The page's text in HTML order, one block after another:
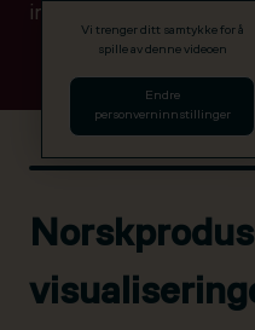
ingen betalingsdetaljer
Vi trenger ditt samtykke for å
spille av denne videoen
Endre
personverninnstillinger